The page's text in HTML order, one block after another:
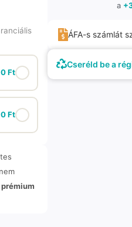
Ft
Ft
prémium
a
ÁFA-s számlát
Cseréld be a